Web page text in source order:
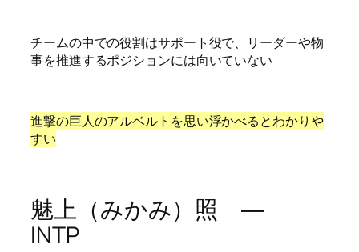
チームの中での役割はサポート役で、リーダーや物
事を推進するポジションには向いていない
進撃の巨人のアルベルトを思い浮かべるとわかりや
すい
魅上（みかみ）照 ―
INTP